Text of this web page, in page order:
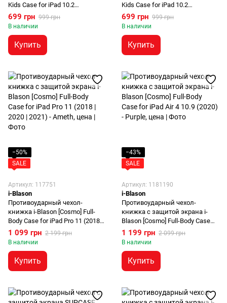
Kids Case for iPad 10.2
(2019/2020/2021) - Purple
699 грн 999 грн
В наличии
Купить
Kids Case for iPad 10.2
(2019/2020/2021) - Blue
699 грн 999 грн
В наличии
Купить
−50%
SALE
Артикул: 117751
i-Blason
Противоударный чехол-
книжка i-Blason [Cosmo] Full-
Body Case for iPad Pro 11 (2018 |
2020 | 2021) - Ocean Blue
1 099 грн 2 199 грн
В наличии
Купить
−43%
SALE
Артикул: 1181190
i-Blason
Противоударный чехол-
книжка с защитой экрана i-
Blason [Cosmo] Full-Body Case
for iPad Air 4 (2020) | Air 5 (2022)
M1 - Marble
1 199 грн 2 099 грн
В наличии
Купить